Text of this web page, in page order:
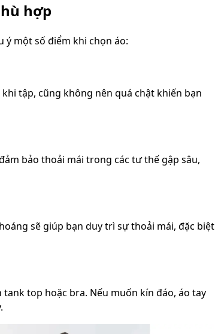
hợp
một số điểm khi chọn áo:
tập, cũng không nên quá chật khiến bạn
bảo thoải mái trong các tư thế gập sâu,
sẽ giúp bạn duy trì sự thoải mái, đặc biệt
top hoặc bra. Nếu muốn kín đáo, áo tay